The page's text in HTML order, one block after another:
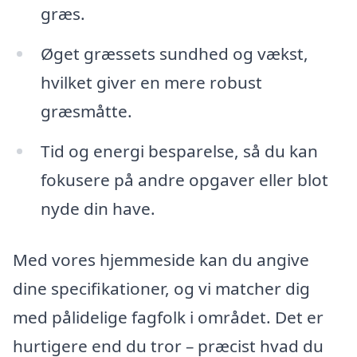
græs.
Øget græssets sundhed og vækst,
hvilket giver en mere robust
græsmåtte.
Tid og energi besparelse, så du kan
fokusere på andre opgaver eller blot
nyde din have.
Med vores hjemmeside kan du angive
dine specifikationer, og vi matcher dig
med pålidelige fagfolk i området. Det er
hurtigere end du tror – præcist hvad du